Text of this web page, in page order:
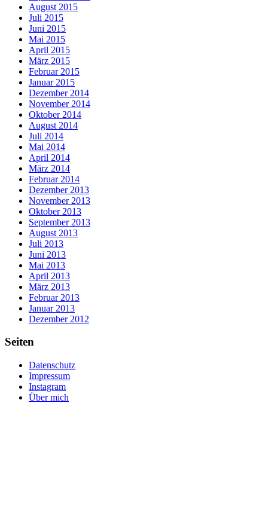
August 2015
Juli 2015
Juni 2015
Mai 2015
April 2015
März 2015
Februar 2015
Januar 2015
Dezember 2014
November 2014
Oktober 2014
August 2014
Juli 2014
Mai 2014
April 2014
März 2014
Februar 2014
Dezember 2013
November 2013
Oktober 2013
September 2013
August 2013
Juli 2013
Juni 2013
Mai 2013
April 2013
März 2013
Februar 2013
Januar 2013
Dezember 2012
Seiten
Datenschutz
Impressum
Instagram
Über mich